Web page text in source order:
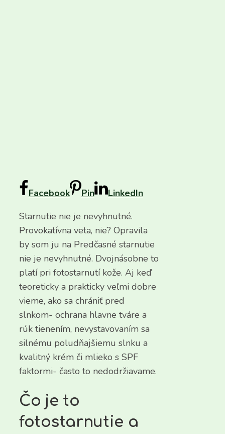
Facebook Pin
LinkedIn
Starnutie nie je nevyhnutné.
Provokatívna veta, nie? Opravila
by som ju na Predčasné starnutie
nie je nevyhnutné. Dvojnásobne to
platí pri fotostarnutí kože. Aj keď
teoreticky a prakticky veľmi dobre
vieme, ako sa chrániť pred
slnkom- ochrana hlavne tváre a
rúk tienením, nevystavovaním sa
silnému poludňajšiemu slnku a
kvalitný krém či mlieko s SPF
faktormi- často to nedodržiavame.
Čo je to
fotostarnutie a